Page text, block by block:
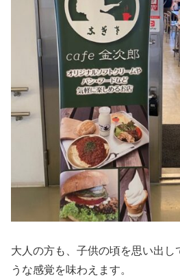
大人の方も、子供の頃を思い出し
うな感覚を味わえます。